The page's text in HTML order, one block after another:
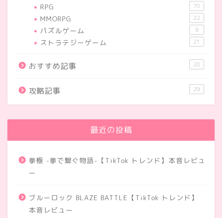
RPG 70
MMORPG 22
パズルゲーム 9
ストラテジーゲーム 21
おすすめ記事 28
攻略記事 29
最近の投稿
拳極 -拳で繋ぐ物語-【TikTok トレンド】本音レビュ
ー
ブルーロック BLAZE BATTLE【TikTok トレンド】
本音レビュー